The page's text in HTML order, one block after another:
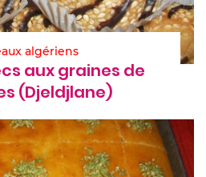
algériens
aux graines de
(Djeldjlane)